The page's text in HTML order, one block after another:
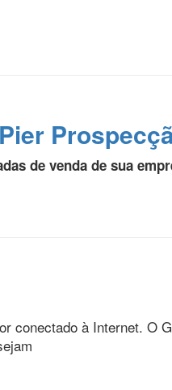
de venda de sua
conectado à Internet. O